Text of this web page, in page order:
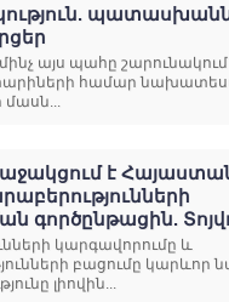
մինչ այս պահը
տարիների համար
մասն...
աջակցում է
գործընթացին.
կարգավորումը և
բացումը կարևոր
լիովին...